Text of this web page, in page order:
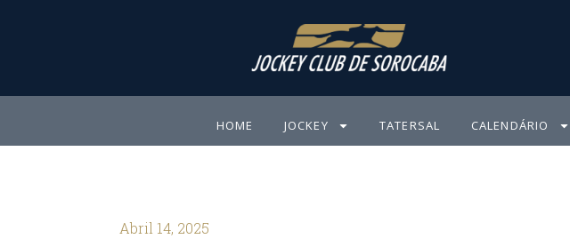
HOME JOCKEY TATERSAL CALENDÁRIO
Abril 14, 2025